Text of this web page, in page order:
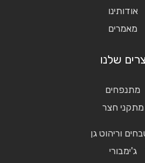
אודותינו
מאמרים
שלנו
מתנפחים
מתקני חצר
וריהוט גן
ג'ימבורי